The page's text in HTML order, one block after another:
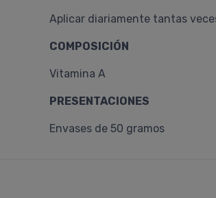
Aplicar diariamente tantas
COMPOSICIÓN
Vitamina A
PRESENTACIONES
Envases de 50 gramos